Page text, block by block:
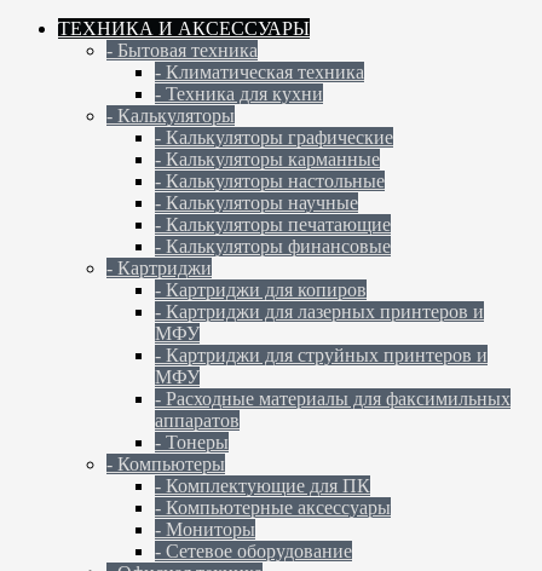
ТЕХНИКА И АКСЕССУАРЫ
- Бытовая техника
- Климатическая техника
- Техника для кухни
- Калькуляторы
- Калькуляторы графические
- Калькуляторы карманные
- Калькуляторы настольные
- Калькуляторы научные
- Калькуляторы печатающие
- Калькуляторы финансовые
- Картриджи
- Картриджи для копиров
- Картриджи для лазерных принтеров и
МФУ
- Картриджи для струйных принтеров и
МФУ
- Расходные материалы для факсимильных
аппаратов
- Тонеры
- Компьютеры
- Комплектующие для ПК
- Компьютерные аксессуары
- Мониторы
- Сетевое оборудование